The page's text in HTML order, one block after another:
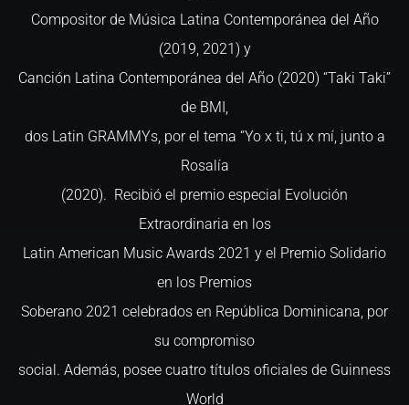
Compositor de Música Latina Contemporánea del Año
(2019, 2021) y
Canción Latina Contemporánea del Año (2020) “Taki Taki”
de BMI,
dos Latin GRAMMYs, por el tema “Yo x ti, tú x mí, junto a
Rosalía
(2020). Recibió el premio especial Evolución
Extraordinaria en los
Latin American Music Awards 2021 y el Premio Solidario
en los Premios
Soberano 2021 celebrados en República Dominicana, por
su compromiso
social. Además, posee cuatro títulos oficiales de Guinness
World